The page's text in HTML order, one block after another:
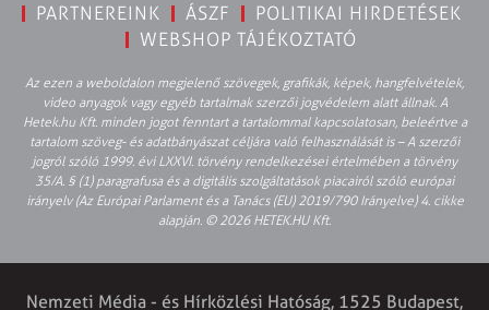
PARTNEREINK
ÁSZF
POLITIKAI HIRDETÉSEK
WEBSHOP TÁJÉKOZTATÓ
Az ezen a weboldalon megjelenő szövegek, grafikák, képek, hangfelvételek,
video anyagok vagy egyéb tartalmak szerzői jogvédelem alatt állnak. A
Hetek.hu Kft. minden jogot fenntart a tartalommal kapcsolatosan, beleértve a
tartalom szöveg- és adatbányászat céljára való felhasználását is – A szerzői
jogról szóló 1999. évi LXXVI. törvény rendelkezései értelmében a törvény
35/A. § (1) paragrafusa és a digitális szolgáltatások piacairól szóló európai
irányelv (Az Európai Parlament és a Tanács (EU) 2019/790 Irányelve) 4. cikke
alapján. © 2026 HETEK.HU Kft.
Nemzeti Média - és Hírközlési Hatóság, 1525 Budapest,